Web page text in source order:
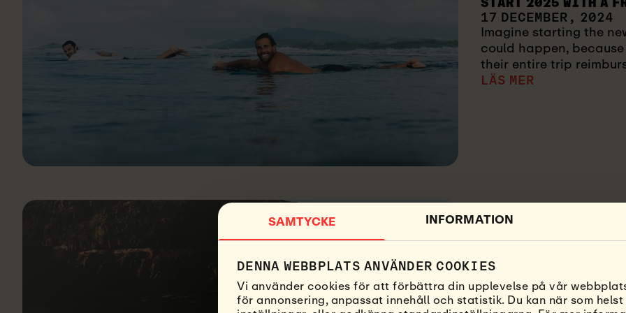
SAMTYCKE INFORMATION
DENNA WEBBPLATS ANVÄNDER COOKIES
Vi använder cookies för att förbättra din upplevelse på vår
för annonsering, anpassat innehåll och statistik. Du kan när som
START 2025 WITH A
17 DECEMBER, 2024
Imagine starting the
could happen,
their entire trip
LÄS MER
VINNARNA I NICOLE
FUERTEVENTURA